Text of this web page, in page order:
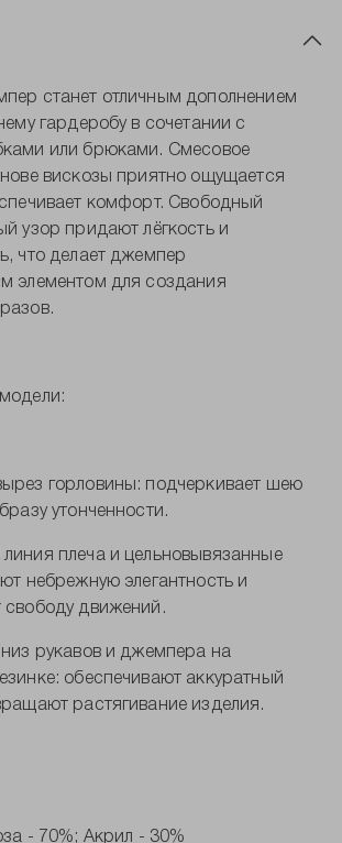
станет отличным дополнением
гардеробу в сочетании с
или брюками. Смесовое
вискозы приятно ощущается
комфорт. Свободный
узор придают лёгкость и
что делает джемпер
элементом для создания
горловины: подчеркивает шею
утонченности.
плеча и цельновывязанные
небрежную элегантность и
свободу движений.
рукавов и джемпера на
обеспечивают аккуратный
растягивание изделия.
- 70%; Акрил - 30%